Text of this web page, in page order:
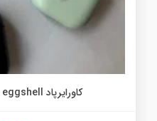
کاورایرپاد eggshell شماره 8 همراه با آویز